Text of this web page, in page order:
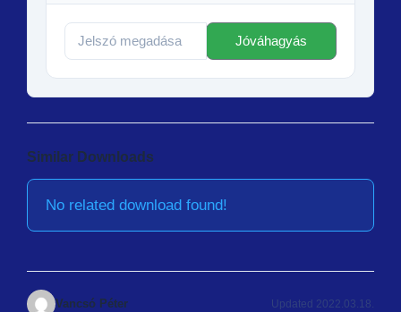
Similar Downloads
No related download found!
Vancsó Péter Updated 2022.03.18.